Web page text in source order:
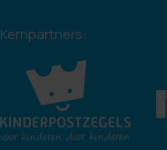
Kernpartners: